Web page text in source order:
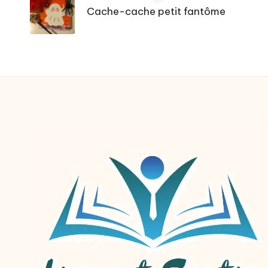
Cache-cache petit fantôme